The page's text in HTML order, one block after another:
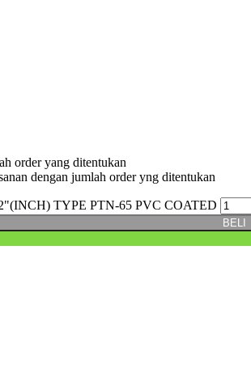
order yang ditentukan
dengan jumlah order yng ditentukan
TYPE PTN-65 PVC COATED
BELI